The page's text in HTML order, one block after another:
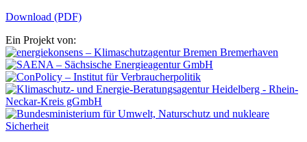
Download (PDF)
Ein Projekt von: